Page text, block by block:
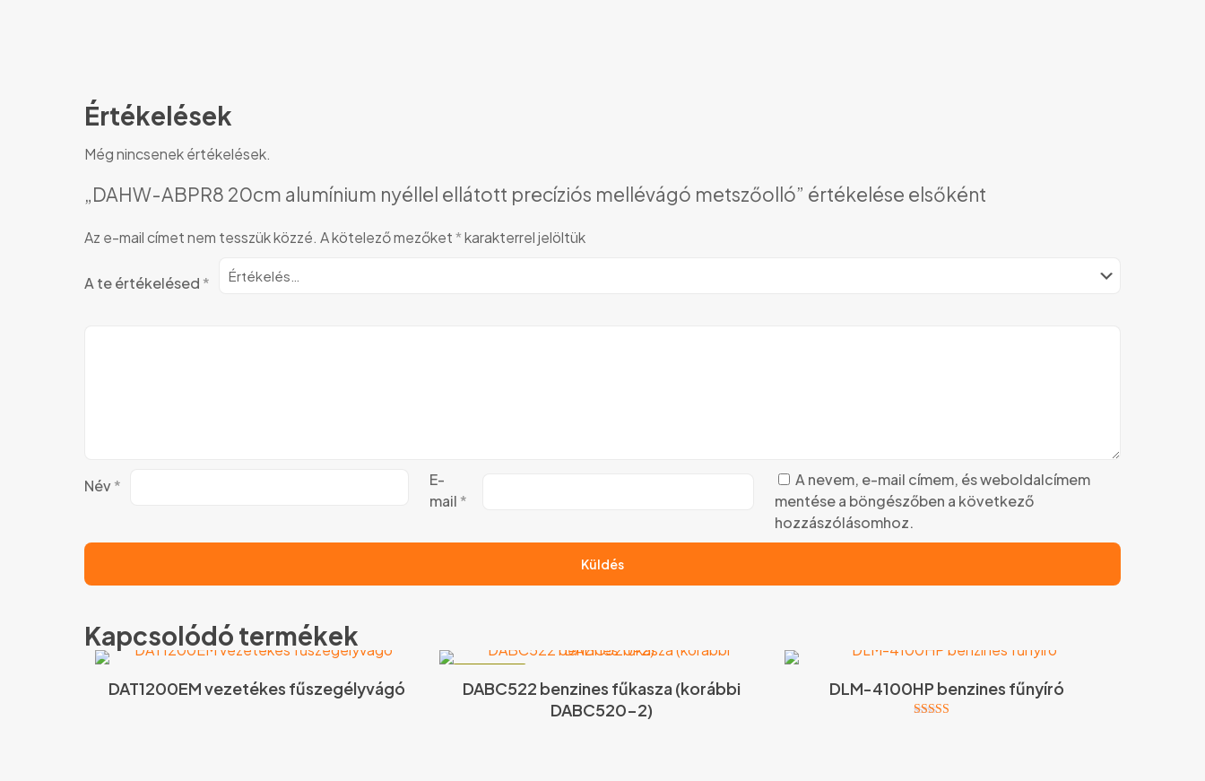
Értékelések
Még nincsenek értékelések.
„DAHW-ABPR8 20cm alumínium nyéllel ellátott precíziós mellévágó metszőolló” értékelése elsőként
Az e-mail címet nem tesszük közzé. A kötelező mezőket*karakterrel jelöltük
A te értékelésed *
Név*
E-
mail *
A nevem, e-mail címem, és weboldalcímem
mentése a böngészőben a következő
hozzászólásomhoz.
Kapcsolódó termékek
DAT1200EM vezetékes fűszegélyvágó
DABC522 benzines fűkasza (korábbi
DABC520-2)
DLM-4100HP benzines fűnyíró